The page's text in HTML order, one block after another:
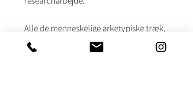
Alle de menneskelige arketypiske træk,
som de 64 GenNøgler omhandler, er
omstændigheder som er gældende for